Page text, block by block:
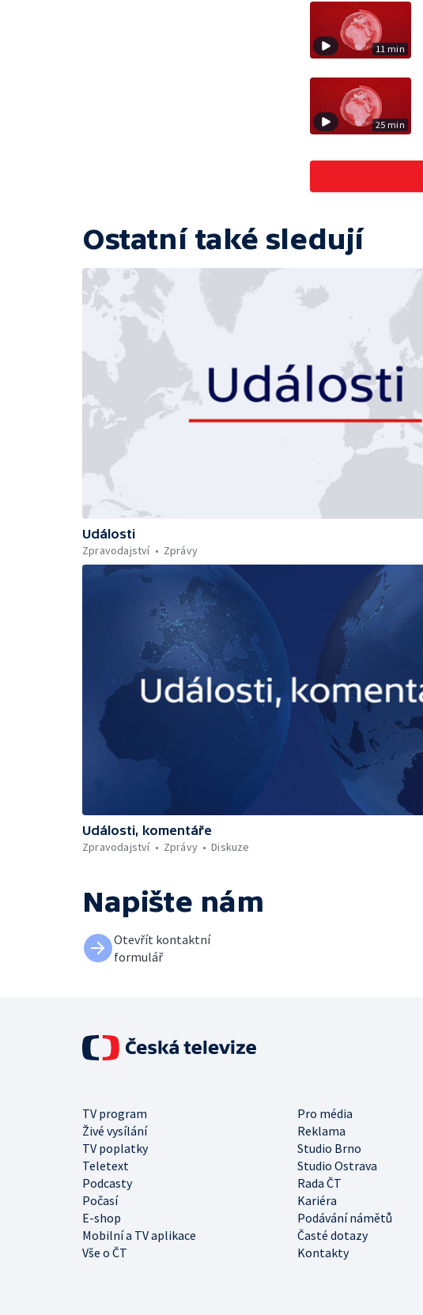
11 min
25 min
Ostatní také sledují
Události
Zpravodajství
Zprávy
Události, komentáře
Zpravodajství
Zprávy Diskuze
Napište nám
Otevřít kontaktní
formulář
TV program
Pro média
Živé vysílání
Reklama
TV poplatky
Studio Brno
Teletext
Studio Ostrava
Podcasty
Rada ČT
Počasí
Kariéra
E-shop
Podávání námětů
Mobilní a TV aplikace
Časté dotazy
Vše o ČT
Kontakty